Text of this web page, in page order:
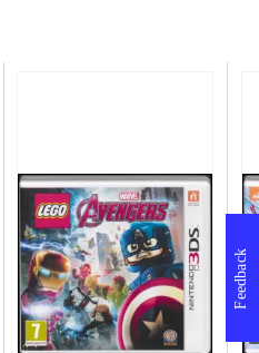
Feedback